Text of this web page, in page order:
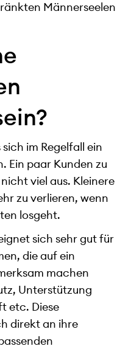
Männerseelen
im Regelfall ein
Ein paar Kunden zu
viel aus. Kleinere
zu verlieren, wenn
losgeht.
sich sehr gut für
die auf ein
machen
Unterstützung
etc. Diese
direkt an ihre